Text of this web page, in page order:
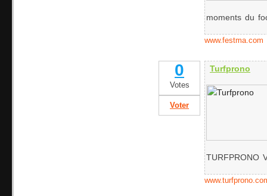
moments du
www.festma.com
0
Votes
Voter
Turfprono
TURFPRONO